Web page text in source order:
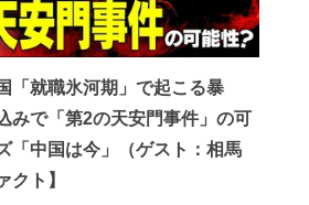
「就職氷河期」で起こる暴
みで「第2の天安門事件」の可
「中国は今」（ゲスト：相馬
クト】